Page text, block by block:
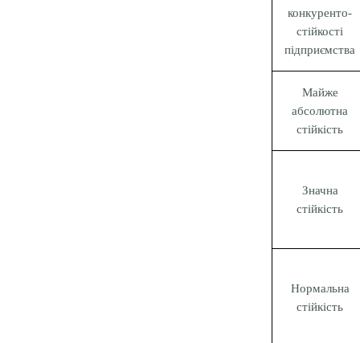
конкуренто-
стійкості
підприємства
Майже
абсолютна
стійкість
Значна
стійкість
Нормальна
стійкість